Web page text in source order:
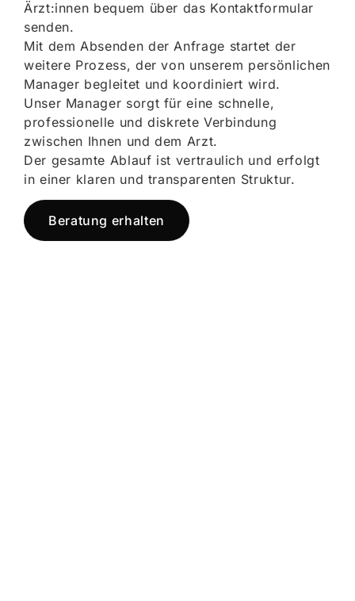
Ärzt:innen bequem über das Kontaktformular
senden.
Mit dem Absenden der Anfrage startet der
weitere Prozess, der von unserem persönlichen
Manager begleitet und koordiniert wird.
Unser Manager sorgt für eine schnelle,
professionelle und diskrete Verbindung
zwischen Ihnen und dem Arzt.
Der gesamte Ablauf ist vertraulich und erfolgt
in einer klaren und transparenten Struktur.
Beratung erhalten